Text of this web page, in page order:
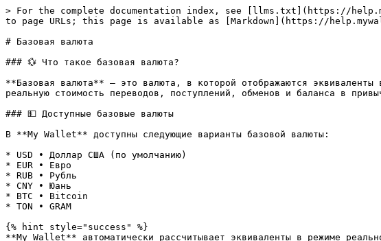
> For the complete documentation index, see [llms.txt](https://
to page URLs; this page is available as [Markdown](https://
# Базовая валюта
### 💱 Что такое базовая валюта?
**Базовая валюта** — это валюта, в которой отображаются
реальную стоимость переводов, поступлений, обменов и баланса в
### 💵 Доступные базовые валюты
В **My Wallet** доступны следующие варианты базовой валюты:
* USD • Доллар США (по умолчанию)
* EUR • Евро
* RUB • Рубль
* CNY • Юань
* BTC • Bitcoin
* TON • GRAM
{% hint style="success" %}
**My Wallet** автоматически рассчитывает эквиваленты в режиме